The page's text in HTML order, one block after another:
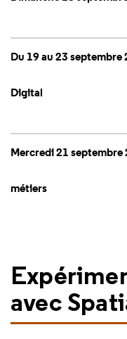
Du 19 au 23
Digital
Mercredi 21
métiers
avec